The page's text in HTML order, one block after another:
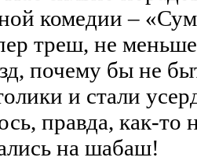
комедии –
треш, не
почему бы не
и стали
правда, как-то
на шабаш!